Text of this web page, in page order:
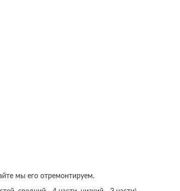
мы его отремонтируем.